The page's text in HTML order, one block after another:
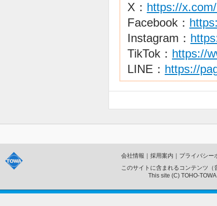
X： https://
Facebook：
Instagram：
TikTok： https://
LINE： https://
会社情報 採用案内
プライバシー
このサイトに含まれるコンテンツ
This site (C) TOHO-